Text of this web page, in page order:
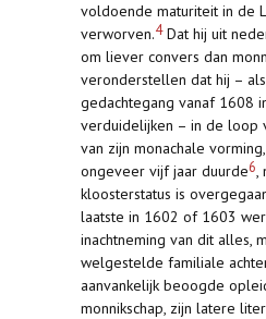
voldoende maturiteit in de
verworven.4Dat hij uit
om liever convers dan
veronderstellen dat hij –
gedachtegang vanaf 1608
verduidelijken – in de loop
van zijn monachale
ongeveer vijf jaar duurde6,
kloosterstatus is
laatste in 1602 of 1603
inachtneming van dit alles,
welgestelde familiale
aanvankelijk beoogde
monnikschap, zijn latere